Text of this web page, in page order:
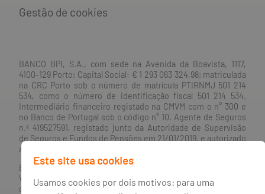
Gestão de cookies
BANCO BPI, S.A., com sede na Avenida da Boavista, 1117,
4100-129 Porto; Capital Social: € 1 293 063 324,98; matriculada
na CRC Porto sob o número de matrícula PTIRNMJ 501 214
534, como o número de identificação fiscal 501 214 534.
Intermediário financeiro registado na CMVM com o n° 300 e
no Banco de Portugal sob o código n° 10. Agente de Seguros
n.º 419527591, registado junto da Autoridade de Supervisão
de Seguros e Fundos de Pensões em 21/01/2019, e autorizado
a exercer atividade nos Ramos de Seguro Vida e Não Vida.
Banco BPI ©. Todos os direitos reservados.
Website
Acessível. O Banco BPI não se responsabiliza por
quaisquer traduções do site efetuadas através do browser,
Este site usa cookies
Usamos cookies por dois motivos: para uma